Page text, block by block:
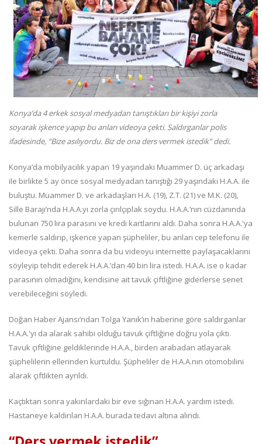
Konya’da 4 erkek sosyal medyadan tanıştıkları bir kişiyi zorla
soyarak işkence yapıp bu anları videoya çekti. Saldırganlar polis
ifadesinde, “Bize asılıyordu. Biz de ona ders vermek istedik” dedi.
Konya’da mobilyacılık yapan 19 yaşındaki Muammer D. üç arkadaşı
ile birlikte 5 ay önce sosyal medyadan tanıştığı 29 yaşındaki H.A.A. ile
buluştu. Muammer D. ve arkadaşları H.A. (19), Z.T. (21) ve M.K. (20),
Sille Barajı’nda H.A.A.yı zorla çırılçıplak soydu. H.A.A.’nın cüzdanında
bulunan 750 lira parasını ve kredi kartlarını aldı. Daha sonra H.A.A.'ya
kemerle saldırıp, işkence yapan şüpheliler, bu anları cep telefonu ile
videoya çekti. Daha sonra da bu videoyu internette paylaşacaklarını
söyleyip tehdit ederek H.A.A.’dan 40 bin lira istedi. H.A.A. ise o kadar
parasının olmadığını, kendisine ait tavuk çiftliğine giderlerse senet
verebileceğini söyledi.
Doğan Haber Ajansı’ndan Tolga Yanık’ın haberine göre saldırganlar
H.A.A.'yı da alarak sahibi olduğu tavuk çiftliğine doğru yola çıktı.
Tavuk çiftliğine geldiklerinde H.A.A., birden arabadan atlayarak
şüphelilerin ellerinden kurtuldu. Şüpheliler de H.A.A.nın otomobilini
alarak çiftlikten ayrıldı.
Kaçtıktan sonra yakınlardaki bir eve sığınan H.A.A. yardım istedi.
Hastaneye kaldırılan H.A.A. burada tedavi altına alındı.